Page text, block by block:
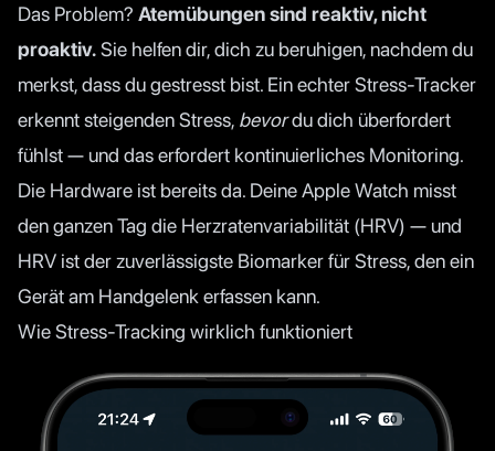
Das Problem? Atemübungen sind reaktiv, nicht
proaktiv.Sie helfen dir, dich zu beruhigen, nachdem du
merkst, dass du gestresst bist. Ein echter Stress-Tracker
erkennt steigenden Stress, bevordu dich überfordert
fühlst — und das erfordert kontinuierliches Monitoring.
Die Hardware ist bereits da. Deine Apple Watch misst
den ganzen Tag die Herzratenvariabilität (HRV) — und
HRV ist der zuverlässigste Biomarker für Stress, den ein
Gerät am Handgelenk erfassen kann.
Wie Stress-Tracking wirklich funktioniert